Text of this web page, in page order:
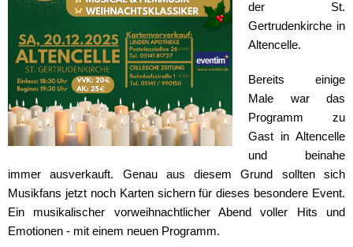
der St.
Gertrudenkirche in
Altencelle.
Bereits einige
Male war das
Programm zu
Gast in Altencelle
und beinahe
immer ausverkauft. Genau aus diesem Grund sollten sich
Musikfans jetzt noch Karten sichern für dieses besondere Event.
Ein musikalischer vorweihnachtlicher Abend voller Hits und
Emotionen - mit einem neuen Programm.